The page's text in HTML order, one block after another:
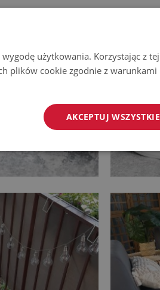
użytkowania. Korzystając z tej
plików cookie zgodnie z warunkami
AKCEPTUJ WSZYSTKIE